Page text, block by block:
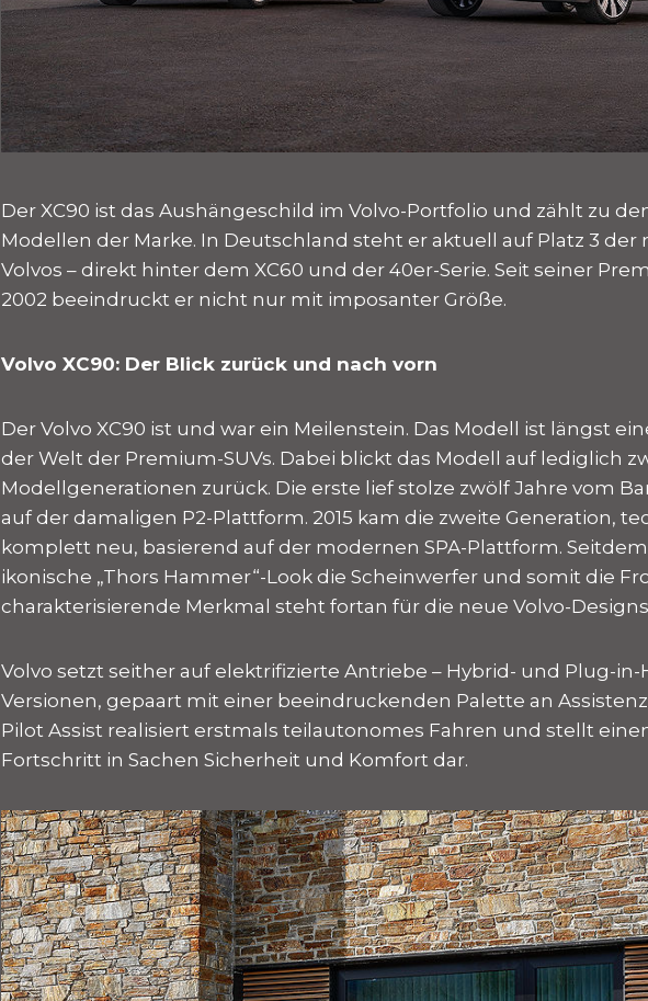
Der XC90 ist das Aushängeschild im Volvo-Portfolio und zählt zu
Modellen der Marke. In Deutschland steht er aktuell auf Platz 3 der
Volvos – direkt hinter dem XC60 und der 40er-Serie. Seit seiner
2002 beeindruckt er nicht nur mit imposanter Größe.
Volvo XC90: Der Blick zurück und nach vorn
Der Volvo XC90 ist und war ein Meilenstein. Das Modell ist längst
der Welt der Premium-SUVs. Dabei blickt das Modell auf lediglich
Modellgenerationen zurück. Die erste lief stolze zwölf Jahre vom
auf der damaligen P2-Plattform. 2015 kam die zweite Generation,
komplett neu, basierend auf der modernen SPA-Plattform.
ikonische „Thors Hammer“-Look die Scheinwerfer und somit die
charakterisierende Merkmal steht fortan für die neue Volvo-
Volvo setzt seither auf elektrifizierte Antriebe – Hybrid- und Plug-in-
Versionen, gepaart mit einer beeindruckenden Palette an
Pilot Assist realisiert erstmals teilautonomes Fahren und stellt
Fortschritt in Sachen Sicherheit und Komfort dar.